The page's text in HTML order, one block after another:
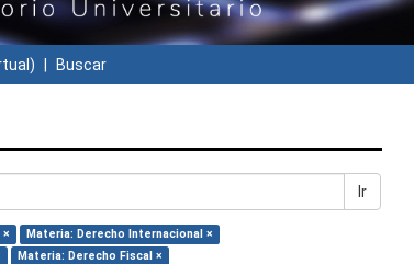
Buscar
Ir
Materia: Derecho Internacional ×
Materia: Derecho Fiscal ×